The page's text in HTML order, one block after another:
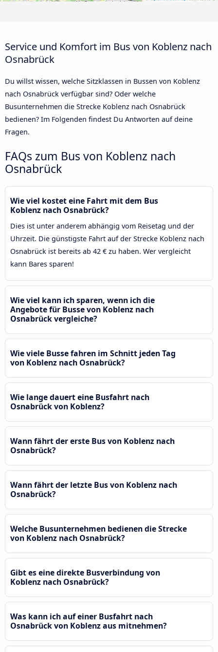
Service und Komfort im Bus von Koblenz nach
Osnabrück
Du willst wissen, welche Sitzklassen in Bussen von Koblenz
nach Osnabrück verfügbar sind? Oder welche
Busunternehmen die Strecke Koblenz nach Osnabrück
bedienen? Im Folgenden findest Du Antworten auf deine
Fragen.
FAQs zum Bus von Koblenz nach
Osnabrück
Wie viel kostet eine Fahrt mit dem Bus
Koblenz nach Osnabrück?
Dies ist unter anderem abhängig vom Reisetag und der
Uhrzeit. Die günstigste Fahrt auf der Strecke Koblenz nach
Osnabrück ist bereits ab 42 € zu haben. Wer vergleicht
kann Bares sparen!
Wie viel kann ich sparen, wenn ich die
Angebote für Busse von Koblenz nach
Osnabrück vergleiche?
Wie viele Busse fahren im Schnitt jeden Tag
von Koblenz nach Osnabrück?
Wie lange dauert eine Busfahrt nach
Osnabrück von Koblenz?
Wann fährt der erste Bus von Koblenz nach
Osnabrück?
Wann fährt der letzte Bus von Koblenz nach
Osnabrück?
Welche Busunternehmen bedienen die Strecke
von Koblenz nach Osnabrück?
Gibt es eine direkte Busverbindung von
Koblenz nach Osnabrück?
Was kann ich auf einer Busfahrt nach
Osnabrück von Koblenz aus mitnehmen?